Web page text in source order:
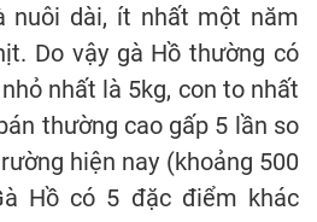
nuôi dài, ít nhất một năm
Do vậy gà Hồ thường có
nhất là 5kg, con to nhất
thường cao gấp 5 lần so
hiện nay (khoảng 500
Hồ có 5 đặc điểm khác